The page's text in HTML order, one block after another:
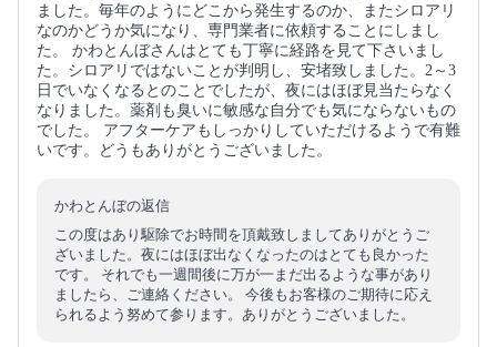
ました。毎年のようにどこから発生するのか、またシロアリ
なのかどうか気になり、専門業者に依頼することにしまし
た。 かわとんぼさんはとても丁寧に経路を見て下さいまし
た。シロアリではないことが判明し、安堵致しました。2～3
日でいなくなるとのことでしたが、夜にはほぼ見当たらなく
なりました。薬剤も臭いに敏感な自分でも気にならないもの
でした。 アフターケアもしっかりしていただけるようで有難
いです。どうもありがとうございました。
かわとんぼの返信
この度はあり駆除でお時間を頂戴致しましてありがとうご
ざいました。夜にはほぼ出なくなったのはとても良かった
です。 それでも一週間後に万が一まだ出るような事があり
ましたら、ご連絡ください。 今後もお客様のご期待に応え
られるよう努めて参ります。ありがとうございました。